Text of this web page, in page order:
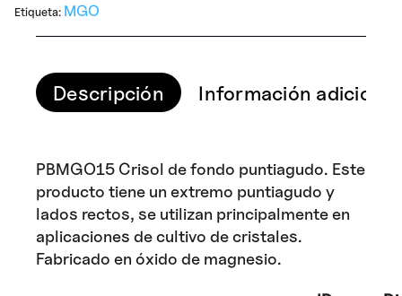
Etiqueta: MGO
Descripción Información adicional
PBMGO15 Crisol de fondo puntiagudo. Este
producto tiene un extremo puntiagudo y
lados rectos, se utilizan principalmente en
aplicaciones de cultivo de cristales.
Fabricado en óxido de magnesio.